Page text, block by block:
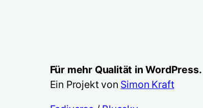
Für mehr Qualität in WordPress.
Ein Projekt von Simon Kraft